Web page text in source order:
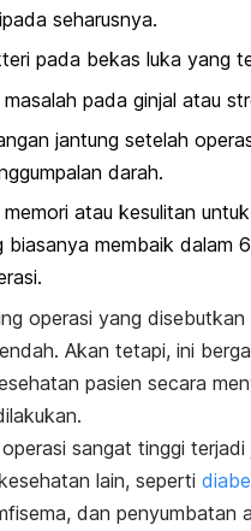
seharusnya.
pada bekas luka yang
pada ginjal atau
jantung setelah
darah.
memori atau kesulitan
biasanya membaik dalam
operasi yang
Akan tetapi, ini
pasien secara
sangat tinggi terjadi
lain, seperti
dan penyumbatan